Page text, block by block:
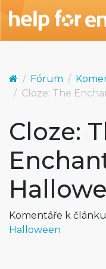
Fórum
Cloze: The
Cloze:
Komentáře k
Halloween